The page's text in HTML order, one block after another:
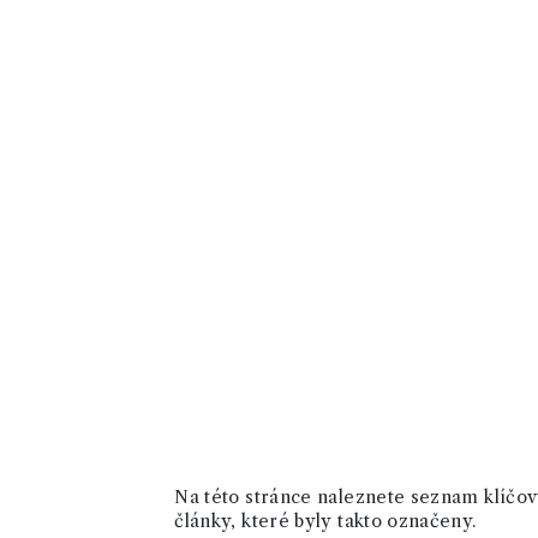
Na této stránce naleznete seznam
články, které byly takto označeny.